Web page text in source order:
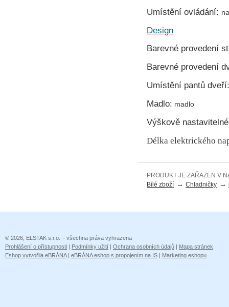
Umístění ovládání:
Design
Barevné provedení
Barevné provedení
Umístění pantů
Madlo: madlo
Výškově
Délka elektrického
PRODUKT JE ZAŘAZEN V
Bílé zboží → Chladničky →
© 2026, ELSTAK s.r.o. – všechna práva vyhrazena
Prohlášení o přístupnosti | Podmínky užití | Ochrana osobních údajů | Mapa stránek
Eshop vytvořila eBRÁNA| eBRÁNA eshop s propojením na IS | Marketing eshopu